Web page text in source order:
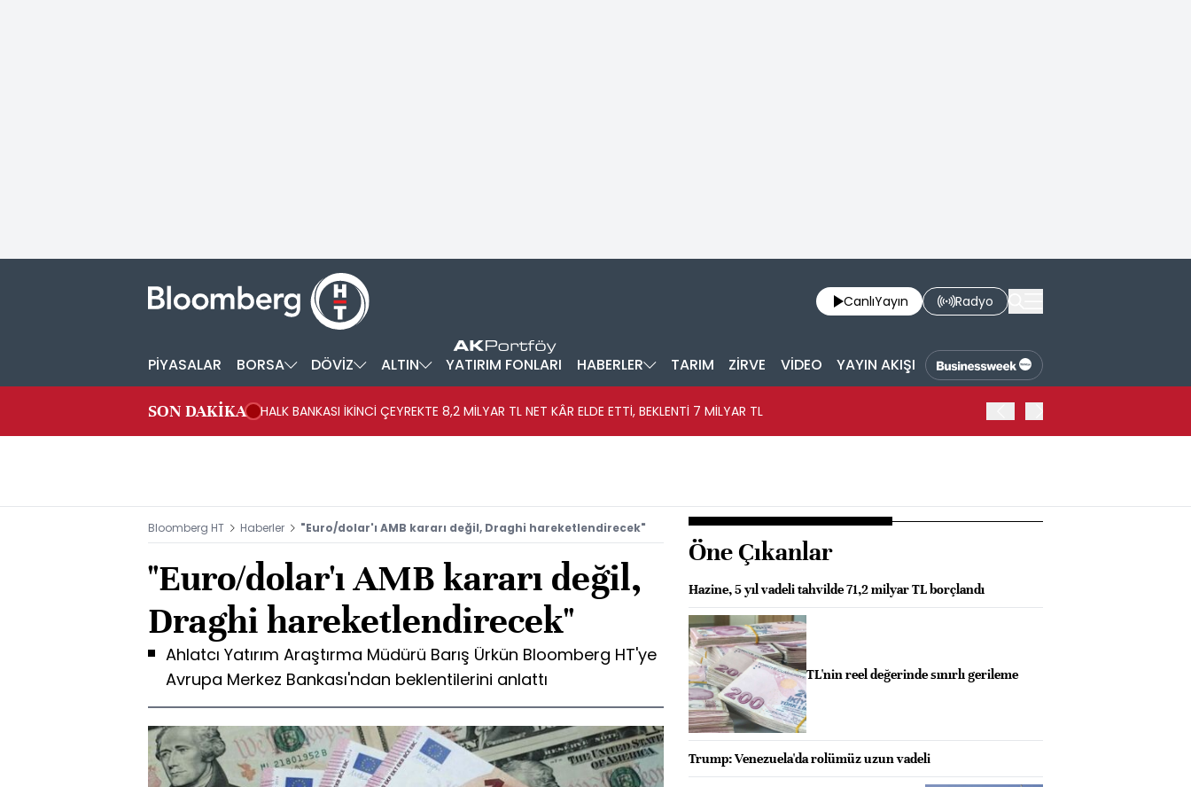
CanlıYayın Radyo
PİYASALAR BORSA DÖVİZ ALTIN YATIRIM FONLARI HABERLER TARIM ZİRVE VİDEO YAYIN AKIŞI
SON DAKİKA HALK BANKASI İKİNCİ ÇEYREKTE 8,2 MİLYAR TL NET KÂR ELDE ETTİ, BEKLENTİ 7 MİLYAR TL
Bloomberg HT Haberler "Euro/dolar'ı AMB kararı değil, Draghi hareketlendirecek"
"Euro/dolar'ı AMB kararı değil,
Draghi hareketlendirecek"
Ahlatcı Yatırım Araştırma Müdürü Barış Ürkün Bloomberg HT'ye
Avrupa Merkez Bankası'ndan beklentilerini anlattı
Öne Çıkanlar
Hazine, 5 yıl vadeli tahvilde 71,2 milyar TL borçlandı
TL'nin reel değerinde sınırlı gerileme
Trump: Venezuela'da rolümüz uzun vadeli